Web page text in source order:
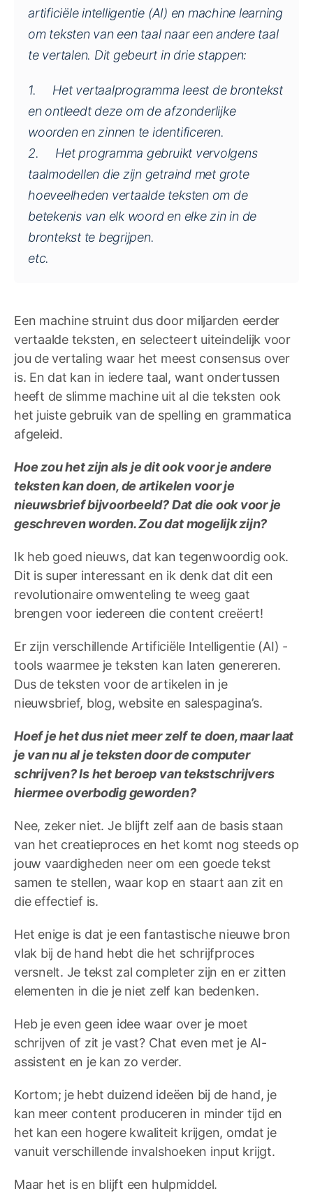
artificiële intelligentie (AI) en machine learning
om teksten van een taal naar een andere taal
te vertalen. Dit gebeurt in drie stappen:
1. Het vertaalprogramma leest de brontekst
en ontleedt deze om de afzonderlijke
woorden en zinnen te identificeren.
2. Het programma gebruikt vervolgens
taalmodellen die zijn getraind met grote
hoeveelheden vertaalde teksten om de
betekenis van elk woord en elke zin in de
brontekst te begrijpen.
etc.
Een machine struint dus door miljarden eerder
vertaalde teksten, en selecteert uiteindelijk voor
jou de vertaling waar het meest consensus over
is. En dat kan in iedere taal, want ondertussen
heeft de slimme machine uit al die teksten ook
het juiste gebruik van de spelling en grammatica
afgeleid.
Hoe zou het zijn als je dit ook voor je andere
teksten kan doen, de artikelen voor je
nieuwsbrief bijvoorbeeld? Dat die ook voor je
geschreven worden. Zou dat mogelijk zijn?
Ik heb goed nieuws, dat kan tegenwoordig ook.
Dit is super interessant en ik denk dat dit een
revolutionaire omwenteling te weeg gaat
brengen voor iedereen die content creëert!
Er zijn verschillende Artificiële Intelligentie (AI) -
tools waarmee je teksten kan laten genereren.
Dus de teksten voor de artikelen in je
nieuwsbrief, blog, website en salespagina’s.
Hoef je het dus niet meer zelf te doen, maar laat
je van nu al je teksten door de computer
schrijven? Is het beroep van tekstschrijvers
hiermee overbodig geworden?
Nee, zeker niet. Je blijft zelf aan de basis staan
van het creatieproces en het komt nog steeds op
jouw vaardigheden neer om een goede tekst
samen te stellen, waar kop en staart aan zit en
die effectief is.
Het enige is dat je een fantastische nieuwe bron
vlak bij de hand hebt die het schrijfproces
versnelt. Je tekst zal completer zijn en er zitten
elementen in die je niet zelf kan bedenken.
Heb je even geen idee waar over je moet
schrijven of zit je vast? Chat even met je AI-
assistent en je kan zo verder.
Kortom; je hebt duizend ideëen bij de hand, je
kan meer content produceren in minder tijd en
het kan een hogere kwaliteit krijgen, omdat je
vanuit verschillende invalshoeken input krijgt.
Maar het is en blijft een hulpmiddel.